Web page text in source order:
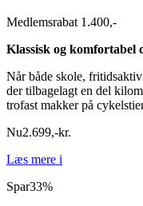
Medlemsrabat 1.400,-
Klassisk og komfortabel
Når både skole,
der tilbagelagt en del
trofast makker på
Nu2.699,-kr.
Læs mere i
Spar33%